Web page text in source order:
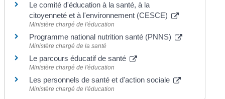
Le comité d'éducation à la santé, à la
citoyenneté et à l'environnement (CESCE)
Ministère chargé de l'éducation
Programme national nutrition santé (PNNS)
Ministère chargé de la santé
Le parcours éducatif de santé
Ministère chargé de l'éducation
Les personnels de santé et d'action sociale
Ministère chargé de l'éducation